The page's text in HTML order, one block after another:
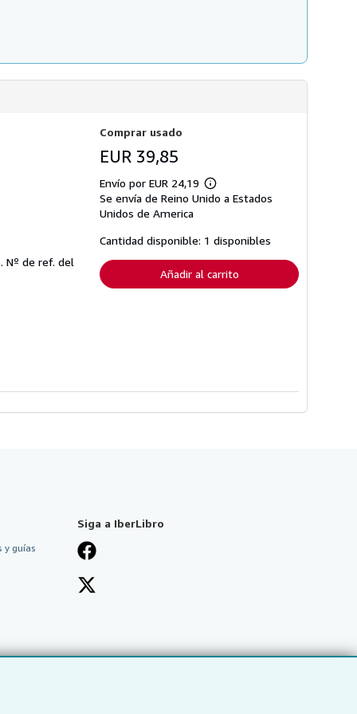
Nº de ref. del
Comprar usado
EUR 39,85
Envío por EUR 24,19
Más
información
tarifas
de
envío
Se envía de Reino Unido a Estados
Unidos de America
Cantidad disponible: 1 disponibles
Añadir al carrito
y guías
Siga a IberLibro